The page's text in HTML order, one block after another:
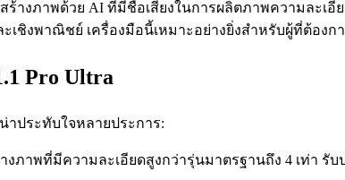
อสร้างภาพด้วย AI ที่มีชื่อเสียงในการผลิตภาพความละ
เชิงพาณิชย์ เครื่องมือนี้เหมาะอย่างยิ่งสำหรับผู้ที่ต้อง
Pro Ultra
าประทับใจหลายประการ:
งภาพที่มีความละเอียดสูงกว่ารุ่นมาตรฐานถึง 4 เท่า รั